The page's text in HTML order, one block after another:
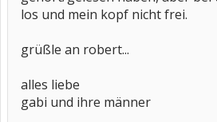
los und mein kopf nicht frei.
grüßle an robert...
alles liebe
gabi und ihre männer